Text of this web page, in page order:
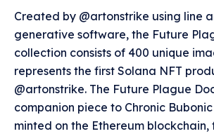
Created by @artonstrike using line
generative software, the Future
collection consists of 400 unique
represents the first Solana NFT
@artonstrike. The Future Plague
companion piece to Chronic
minted on the Ethereum blockchain,